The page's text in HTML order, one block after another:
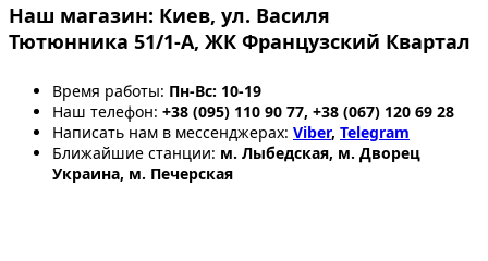
Наш магазин: Киев, ул. Василя
Тютюнника 51/1-А, ЖК Французский Квартал
Время работы: Пн-Вс: 10-19
Наш телефон: +38 (095) 110 90 77, +38 (067) 120 69 28
Написать нам в мессенджерах: Viber, Telegram
Ближайшие станции: м. Лыбедская, м. Дворец
Украина, м. Печерская